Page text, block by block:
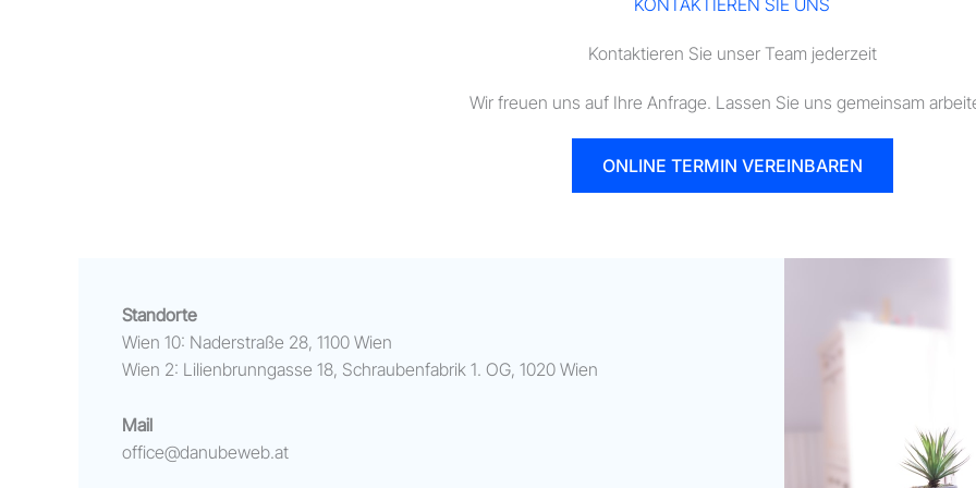
KONTAKTIEREN SIE UNS
Kontaktieren Sie unser Team jederzeit
Wir freuen uns auf Ihre Anfrage. Lassen Sie uns gemeinsam
ONLINE TERMIN VEREINBAREN
Standorte
Wien 10: Naderstraße 28, 1100 Wien
Wien 2: Lilienbrunngasse 18, Schraubenfabrik 1. OG, 1020 Wien
Mail
office@danubeweb.at